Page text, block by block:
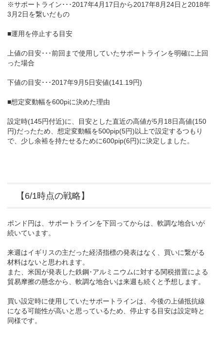
※サポートライン･･･2017年4月17日から2017年8月24日と2018年
3月2日を繋いだもの
■運用を停止する目安
上値の目安･･･前回まで使用していたサポートラインを明確に上回
った場合
下値の目安･･･2017年9月5日安値(141.19円)
■想定変動幅を600piに決めた理由
設定時(145円付近)に、目安とした直近の高値が5月18日高値(150
円)だったため、想定変動幅を500pip(5円)以上で設定するつもり
で、少し余裕を持たせるために600pip(6円)に決定しました。
【6/1時点の戦略】
ポンド円は、サポートラインを下回ってからは、軟調な地合いが
続いています。
来週はイギリスの主だった経済指標の発表はなく、買いに繋がる
材料はないと思われます。
また、米国が発表した鉄鋼･アルミニウムに対する関税措置による
貿易摩擦の懸念から、軟調な地合いは来週も続くと予想します。
買い設定時に使用していたサポートラインは、今後の上値抵抗線
になる可能性が高いと思っているため、停止する目安は設定時と
同様です。